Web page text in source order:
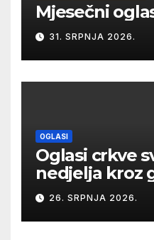
Mjesečni
31. SRPNJA 2026.
OGLASI
Oglasi crkve
nedjelja kroz
26. SRPNJA 2026.